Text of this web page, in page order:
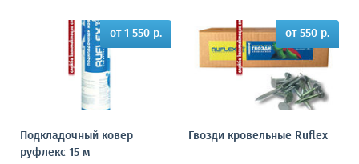
от 1 550 р.
Подкладочный ковер
руфлекс 15 м
от 550 р.
Гвозди кровельные Ruflex